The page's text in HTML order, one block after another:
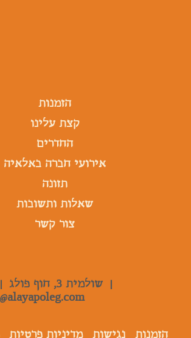
הזמנות נגישות מדיניות פרטיות
הזמנות
קצת עלינו
החדרים
אירועי חברה באלאיה
תזונה
שאלות ותשובות
צור קשר
שולמית 3, חוף פולג | |